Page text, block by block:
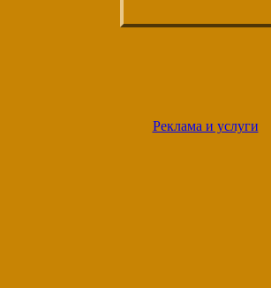
Реклама и услуги